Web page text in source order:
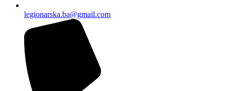
legionarska.ba@gmail.com